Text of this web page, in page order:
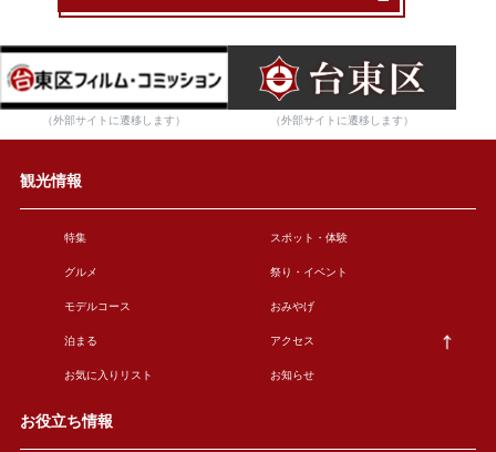
（外部サイトに遷移します） （外部サイトに遷移します）
観光情報
特集 スポット・体験
グルメ 祭り・イベント
モデルコース おみやげ
泊まる アクセス
お気に入りリスト お知らせ
お役立ち情報